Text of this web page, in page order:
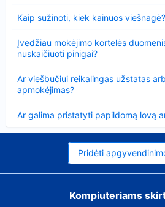
Kaip sužinoti, kiek kainuos viešnagė?
Įvedžiau mokėjimo kortelės
nuskaičiuoti pinigai?
Ar viešbučiui reikalingas užstatas
apmokėjimas?
Ar galima pristatyti papildomą lovą
Pridėti
Kompiuteriams